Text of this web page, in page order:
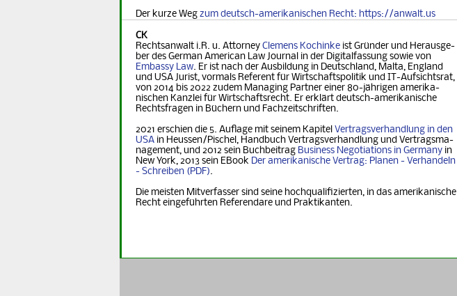
Der kurze Weg zum deutsch-amerikanischen Recht: https://anwalt.us
CK
Rechtsanwalt i.R. u. Attorney Clemens Kochinke ist Gründer und Her­aus­ge­
ber des German Ame­ri­can Law Journal in der Digitalfassung so­wie von
Embassy Law. Er ist nach der Ausbildung in Deutschland, Mal­ta, Eng­land
und USA Jurist, vormals Referent für Wirt­schafts­politik und IT-Auf­sichtsrat,
von 2014 bis 2022 zudem Managing Part­ner einer 80-jäh­ri­gen ame­ri­ka­
nischen Kanzlei für Wirtschaftsrecht. Er erklärt deutsch-ame­ri­ka­ni­sche
Rechts­fra­gen in Büchern und Fachzeitschriften.
2021 erschien die 5. Auflage mit seinem Kapitel Vertragsverhandlung in den
USA in Heus­sen/Pischel, Handbuch Vertragsverhandlung und Ver­trags­ma­
na­ge­ment, und 2012 sein Buchbeitrag Business Nego­ti­ati­ons in Ger­ma­ny in
New York, 2013 sein EBook Der ame­ri­ka­ni­sche Vertrag: Planen - Ver­han­deln
- Schreiben
.
Die meisten Mitverfasser sind seine hochqualifizierten, in das amerikanische
Recht eingeführten Referendare und Praktikanten.